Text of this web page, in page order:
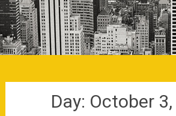
Day: October